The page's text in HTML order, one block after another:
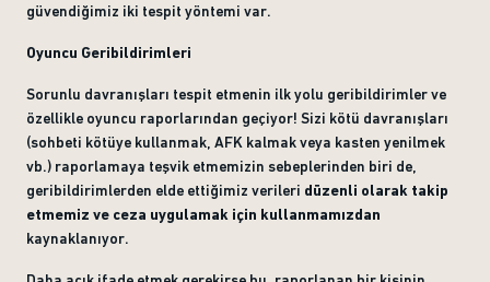
güvendiğimiz iki tespit yöntemi var.
Oyuncu Geribildirimleri
Sorunlu davranışları tespit etmenin ilk yolu geribildirimler ve
özellikle oyuncu raporlarından geçiyor! Sizi kötü davranışları
(sohbeti kötüye kullanmak, AFK kalmak veya kasten yenilmek
vb.) raporlamaya teşvik etmemizin sebeplerinden biri de,
geribildirimlerden elde ettiğimiz verileri düzenli olarak takip
etmemiz ve ceza uygulamak için kullanmamızdan
kaynaklanıyor.